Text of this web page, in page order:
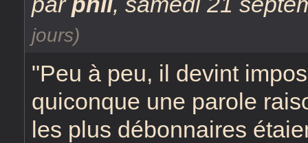
jours)
"Peu à peu, il devint
quiconque une parole
les plus débonnaires